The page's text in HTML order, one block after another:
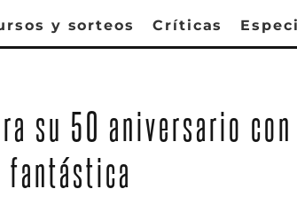
y sorteos Críticas
su 50 aniversario
fantástica